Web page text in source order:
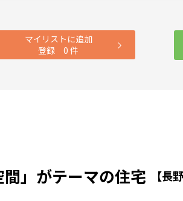
マイリストに追加
登録0 件
」がテーマの住宅 【長